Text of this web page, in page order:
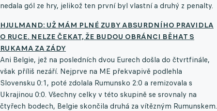
nedala gól ze hry, jelikož ten první byl vlastní a druhý z penalty.
HJULMAND: UŽ MÁM PLNÉ ZUBY ABSURDNÍHO PRAVIDLA
O RUCE. NELZE ČEKAT, ŽE BUDOU OBRÁNCI BĚHAT S
RUKAMA ZA ZÁDY
Ani Belgie, jež na posledních dvou Eurech došla do čtvrtfinále,
však příliš nezáří. Nejprve na ME překvapivě podlehla
Slovensku 0:1, poté zdolala Rumunsko 2:0 a remizovala s
Ukrajinou 0:0. Všechny celky v této skupině se srovnaly na
čtyřech bodech, Belgie skončila druhá za vítězným Rumunskem.